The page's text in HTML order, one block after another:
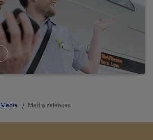
Media Media releases